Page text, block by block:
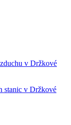
v Držkové
stanic v Držkové